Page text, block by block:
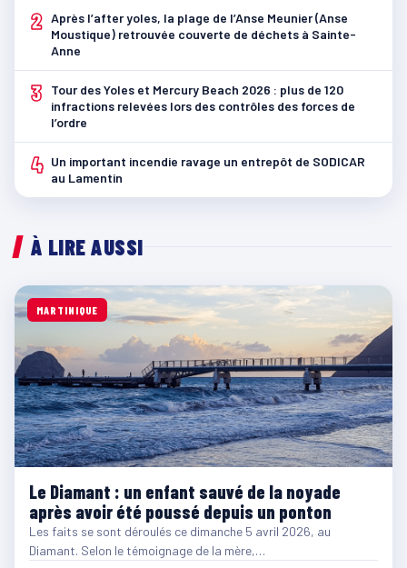
2 Après l’after yoles, la plage de l’Anse Meunier (Anse
Moustique) retrouvée couverte de déchets à Sainte-
Anne
3
Tour des Yoles et Mercury Beach 2026 : plus de 120
infractions relevées lors des contrôles des forces de
l’ordre
4 Un important incendie ravage un entrepôt de SODICAR
au Lamentin
À LIRE AUSSI
MARTINIQUE
Le Diamant : un enfant sauvé de la noyade
après avoir été poussé depuis un ponton
Les faits se sont déroulés ce dimanche 5 avril 2026, au
Diamant. Selon le témoignage de la mère,…